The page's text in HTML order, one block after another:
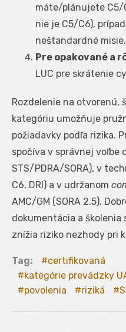
máte/plánujete C5/
nie je C5/C6),
neštandardné misie.
Pre opakované a
LUC pre skrátenie
Rozdelenie na otvorenú,
kategóriu umožňuje
požiadavky podľa rizika.
spočíva v správnej voľbe
STS/PDRA/SORA), v
C6, DRI) a v udržanom
AMC/GM (SORA 2.5).
dokumentácia a školenia
znížia riziko nezhody pri
Tag:
certifikovaná
kategórie prevádzky
povolenia
riziká